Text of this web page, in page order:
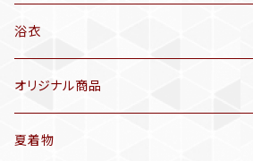
浴衣
オリジナル商品
袷着物(10〜5月頃)
夏着物